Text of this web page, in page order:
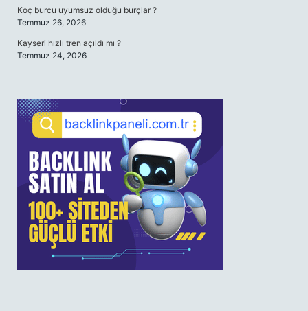
Koç burcu uyumsuz olduğu burçlar ?
Temmuz 26, 2026
Kayseri hızlı tren açıldı mı ?
Temmuz 24, 2026